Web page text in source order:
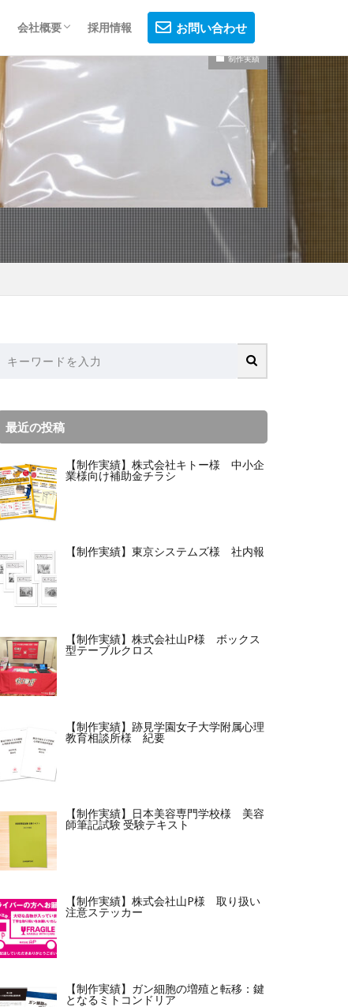
会社概要
会社概要
制作フロー
プライバシーポリシー
採用情報 お問い合わせ
制作実績
最近の投稿
【制作実績】株式会社キトー様 中小企
業様向け補助金チラシ
【制作実績】東京システムズ様 社内報
【制作実績】株式会社山P様 ボックス
型テーブルクロス
【制作実績】跡見学園女子大学附属心理
教育相談所様 紀要
【制作実績】日本美容専門学校様 美容
師筆記試験 受験テキスト
【制作実績】株式会社山P様 取り扱い
注意ステッカー
【制作実績】ガン細胞の増殖と転移：鍵
となるミトコンドリア